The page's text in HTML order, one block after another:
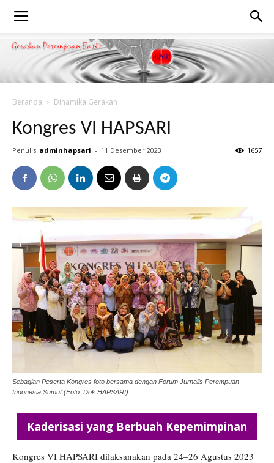
Beranda Dinamika Gerakan
Kongres VI HAPSARI
Penulis adminhapsari - 11 Desember 2023 1657
Sebagian Peserta Kongres foto bersama dengan Forum Jurnalis Perempuan
Indonesia Sumut (Foto: Dok HAPSARI)
Kaderisasi yang Berbuah Kepemimpinan
Kongres VI HAPSARI dilaksanakan pada 24–26 Agustus 2023